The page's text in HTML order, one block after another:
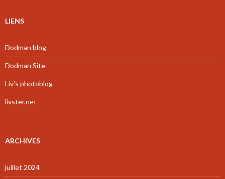
LIENS
Dodman blog
Dodman Site
Liv's photoblog
livster.net
ARCHIVES
juillet 2024